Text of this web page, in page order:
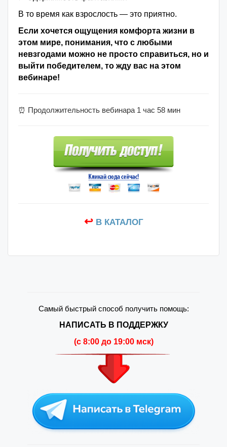
В то время как взрослость — это приятно.
Если хочется ощущения комфорта жизни в
этом мире, понимания, что с любыми
невзгодами можно не просто справиться, но и
выйти победителем, то жду вас на этом
вебинаре!
⏰ Продолжительность вебинара 1 час 58 мин
↩В КАТАЛОГ
Самый быстрый способ получить помощь:
НАПИСАТЬ В ПОДДЕРЖКУ
(c 8:00 до 19:00 мск)